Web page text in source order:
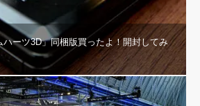
ーツ3D」同梱版買ったよ！開封してみ